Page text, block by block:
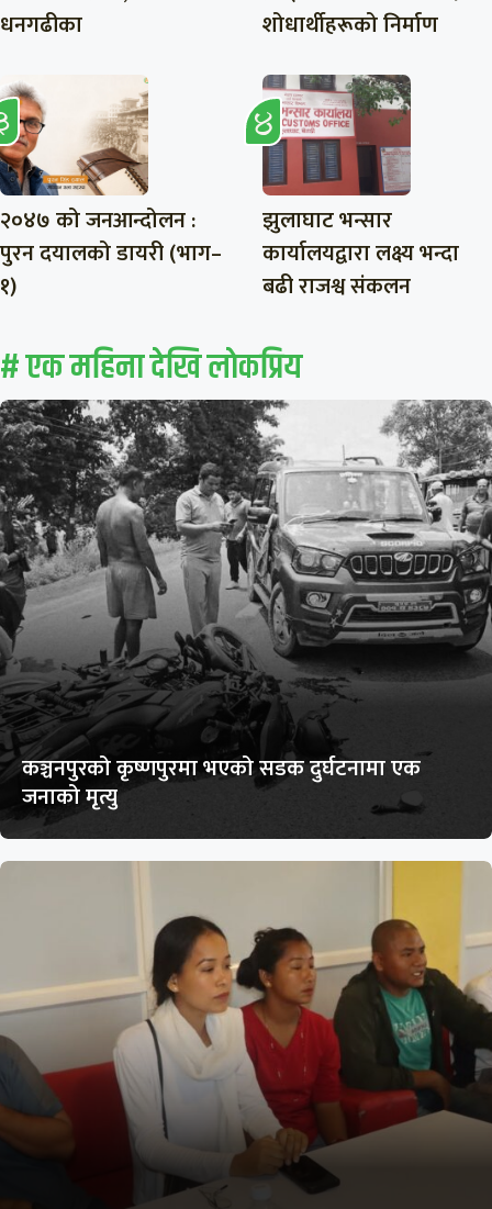
धनगढीका
शोधार्थीहरूको निर्माण
२०४७ को जनआन्दोलन :
पुरन दयालको डायरी (भाग–
१)
झुलाघाट भन्सार
कार्यालयद्वारा लक्ष्य भन्दा
बढी राजश्व संकलन
# एक महिना देखि लाेकप्रिय
कञ्चनपुरको कृष्णपुरमा भएको सडक दुर्घटनामा एक
जनाको मृत्यु